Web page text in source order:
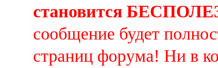
становится
сообщение будет
страниц форума! Ни в